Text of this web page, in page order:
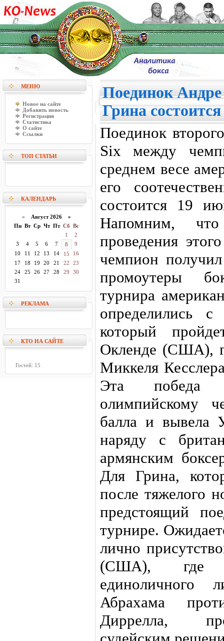
МЕНЮ
Новое на сайте
Добавить новость
Регистрация
Статистика
О сайте
Ссылки
ТОП СТАТЬИ
КАЛЕНДАРЬ
« Август 2026 »
Пн Вт Ср Чт Пт Сб Вс
1
2
3
4 5 6 7 8
9
10
11 12 13 14 15
16
17
18 19 20 21 22
23
24
25 26 27 28 29
30
31
РЕКЛАМА
КТО НА САЙТЕ
Гостей: 15
Поединок
Грина
Поединок
Six между
среднем весе
его
состоится 19
Напомним, что
проведения
чемпион
промоутеры
турнира
определились
который
Окленде (США),
Миккеля
Эта победа
олимпийскому
балла и вывела
наряду с
армянским
Для Грина,
после тяжелого
предстоящий
турнире.
лично
(США), где
единоличного
Абрахама
Диррелла,